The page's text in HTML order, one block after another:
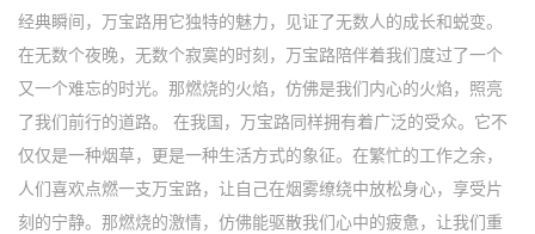
经典瞬间，万宝路用它独特的魅力，见证了无数人的成长和蜕变。
在无数个夜晚，无数个寂寞的时刻，万宝路陪伴着我们度过了一个
又一个难忘的时光。那燃烧的火焰，仿佛是我们内心的火焰，照亮
了我们前行的道路。 在我国，万宝路同样拥有着广泛的受众。它不
仅仅是一种烟草，更是一种生活方式的象征。在繁忙的工作之余，
人们喜欢点燃一支万宝路，让自己在烟雾缭绕中放松身心，享受片
刻的宁静。那燃烧的激情，仿佛能驱散我们心中的疲惫，让我们重